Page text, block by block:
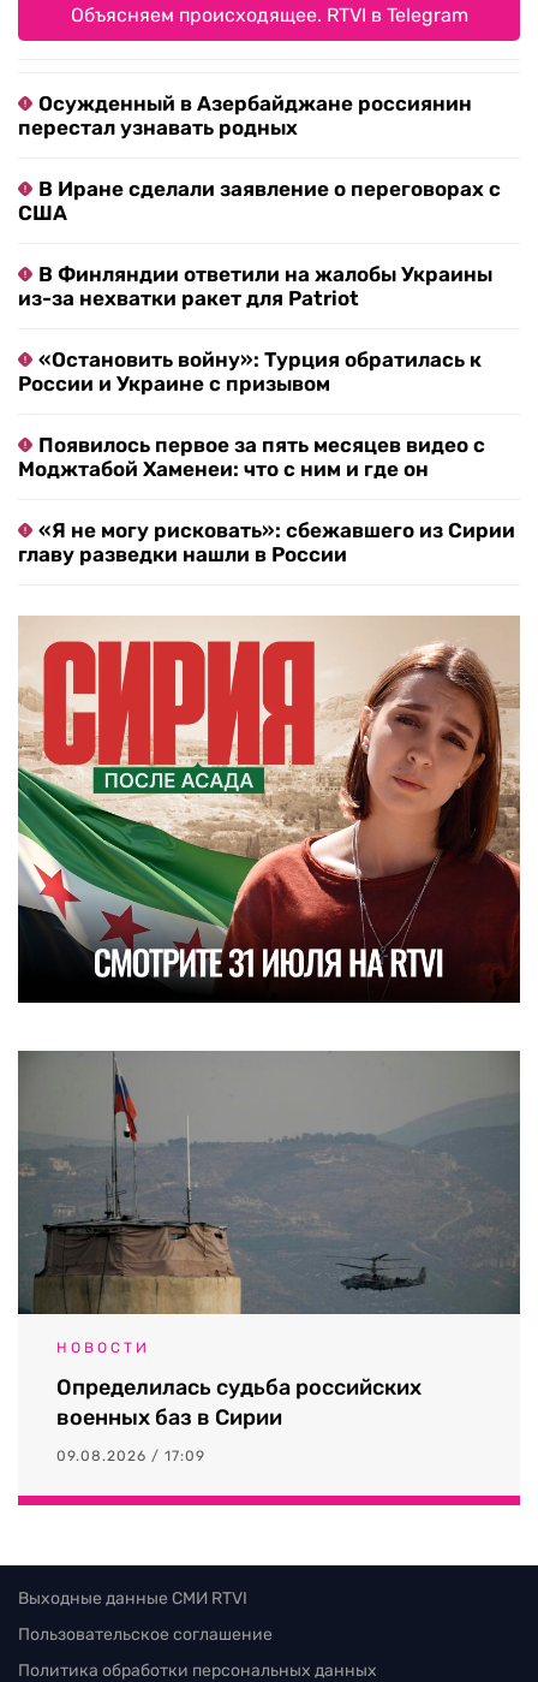
Объясняем происходящее. RTVI в Telegram
Осужденный в Азербайджане россиянин
перестал узнавать родных
В Иране сделали заявление о переговорах с
США
В Финляндии ответили на жалобы Украины
из-за нехватки ракет для Patriot
«Остановить войну»: Турция обратилась к
России и Украине с призывом
Появилось первое за пять месяцев видео с
Моджтабой Хаменеи: что с ним и где он
«Я не могу рисковать»: сбежавшего из Сирии
главу разведки нашли в России
НОВОСТИ
Определилась судьба российских
военных баз в Сирии
09.08.2026 / 17:09
Выходные данные СМИ RTVI
Пользовательское соглашение
Политика обработки персональных данных